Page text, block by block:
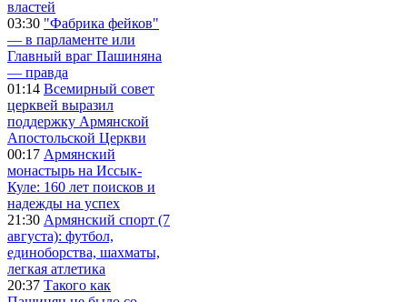
властей
03:30 "Фабрика фейков"
— в парламенте или
Главный враг Пашиняна
— правда
01:14 Всемирный совет
церквей выразил
поддержку Армянской
Апостольской Церкви
00:17 Армянский
монастырь на Иссык-
Куле: 160 лет поисков и
надежды на успех
21:30 Армянский спорт (7
августа): футбол,
единоборства, шахматы,
легкая атлетика
20:37 Такого как